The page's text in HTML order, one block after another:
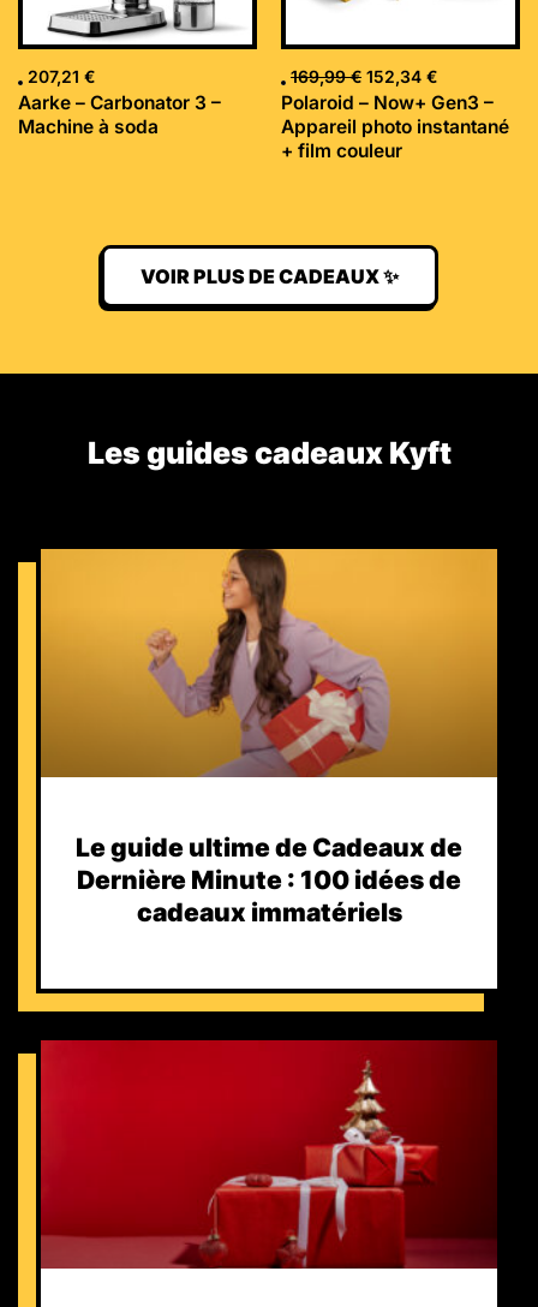
207,21 €
Aarke – Carbonator 3 –
Machine à soda
169,99€ 152,34 €
Polaroid – Now+ Gen3 –
Appareil photo instantané
+ film couleur
VOIR PLUS DE CADEAUX ✨
Les guides cadeaux Kyft​
Le guide ultime de Cadeaux de
Dernière Minute : 100 idées de
cadeaux immatériels